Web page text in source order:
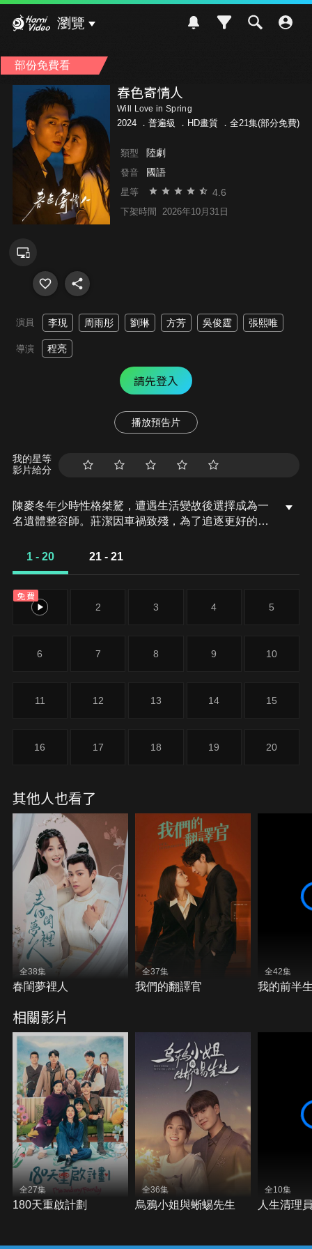
瀏覽
部份免費看
春色寄情人
Will Love in Spring
2024 ． 普遍級 ．HD畫質 ．全21集(部分免費)
類型 陸劇
發音 國語
星等 4.6
下架時間 2026年10月31日
演員 李現 周雨彤 劉琳 方芳 吳俊霆 張熙唯
導演 程亮
請先登入
播放預告片
我的星等
影片給分
陳麥冬年少時性格桀驁，遭遇生活變故後選擇成為一
名遺體整容師。莊潔因車禍致殘，為了追逐更好的自
在不斷拉扯中逐漸互相理解與尊重，以愛治癒彼此…
1 - 20 21 - 21
免費
1 2 3 4 5
6 7 8 9 10
11 12 13 14 15
16 17 18 19 20
其他人也看了
全38集
春閨夢裡人
全37集
我們的翻譯官
全42集
我的前半
相關影片
全27集
180天重啟計劃
全36集
烏鴉小姐與蜥蜴先生
全10集
人生清理